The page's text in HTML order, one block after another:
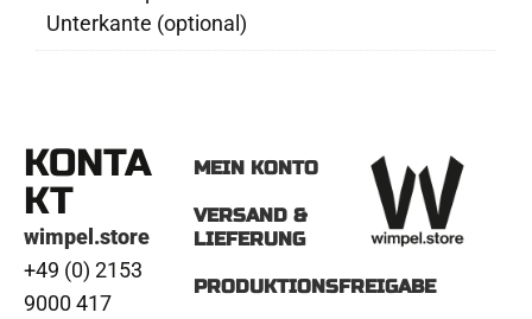
Unterkante (optional)
KONTA
KT
wimpel.store
+49 (0) 2153
9000 417
MEIN KONTO
VERSAND &
LIEFERUNG
PRODUKTIONSFREIGABE